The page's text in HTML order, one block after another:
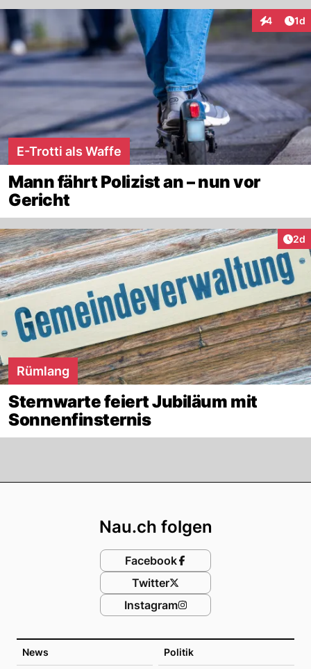
4 1d
E-Trotti als Waffe
Mann fährt Polizist an – nun vor
Gericht
2d
Rümlang
Sternwarte feiert Jubiläum mit
Sonnenfinsternis
News Politik
Nau.ch folgen
Facebook
Twitter
Instagram